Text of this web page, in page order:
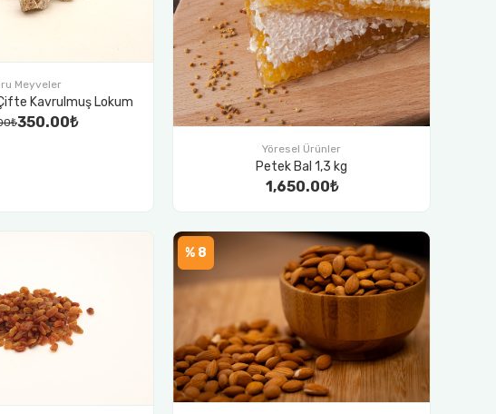
Meyveler
Kavrulmuş Lokum
350.00₺
Yöresel Ürünler
Petek Bal 1,3 kg
1,650.00₺
% 8